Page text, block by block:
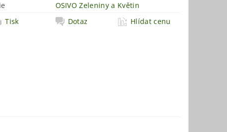
OSIVO Zeleniny a Květin
Tisk
Dotaz Hlídat cenu